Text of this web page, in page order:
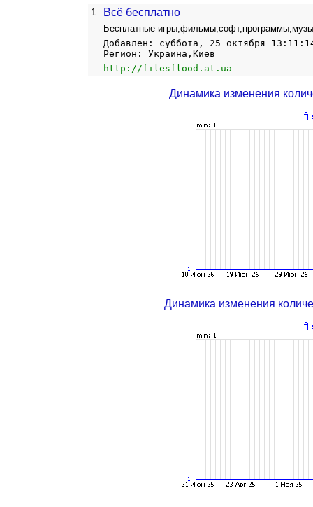
1. Всё бесплатно
Бесплатные
Добавлен: суббота, 25 октября
Регион: Украина,Киев
http://filesflood.at.ua
Динамика изменения
Динамика изменения